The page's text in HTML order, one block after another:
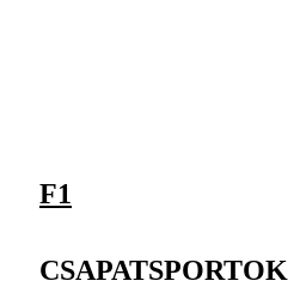
F1
CSAPATSPORTOK